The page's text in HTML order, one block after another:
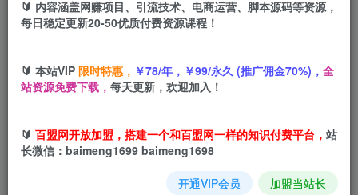
立即购买
全场景落地的实战课程，以‌需求分析（战略/组织/
员工层）、AI工具应用（内容生成/课件制作/游戏
🔰 内容涵盖网赚项目、引流技术、电商运营、脚本源码等资源，
每日稳定更新20-50优质付费资源课程！
🔰 本站VIP 限时特惠， ￥78/年，￥99/永久 (推广佣金70%)， 全
站资源免费下载， 每天更新，欢迎加入！
🔰 百盟网开放加盟，搭建一个和百盟网一样的知识付费平台， 站
长微信：baimeng1699 baimeng1698
开通VIP会员 加盟当站长